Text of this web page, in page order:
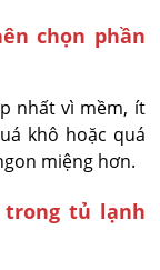
chọn phần
nhất vì mềm, ít
khô hoặc quá
miệng hơn.
trong tủ lạnh